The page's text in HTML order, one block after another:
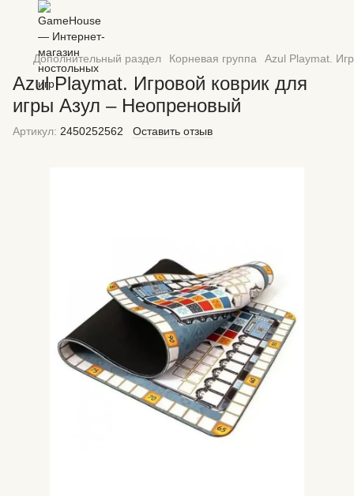
Дополнительный раздел Корневая группа Azul Playmat.
Azul Playmat. Игровой коврик для
игры Азул – Неопреновый
Артикул: 2450252562 Оставить отзыв